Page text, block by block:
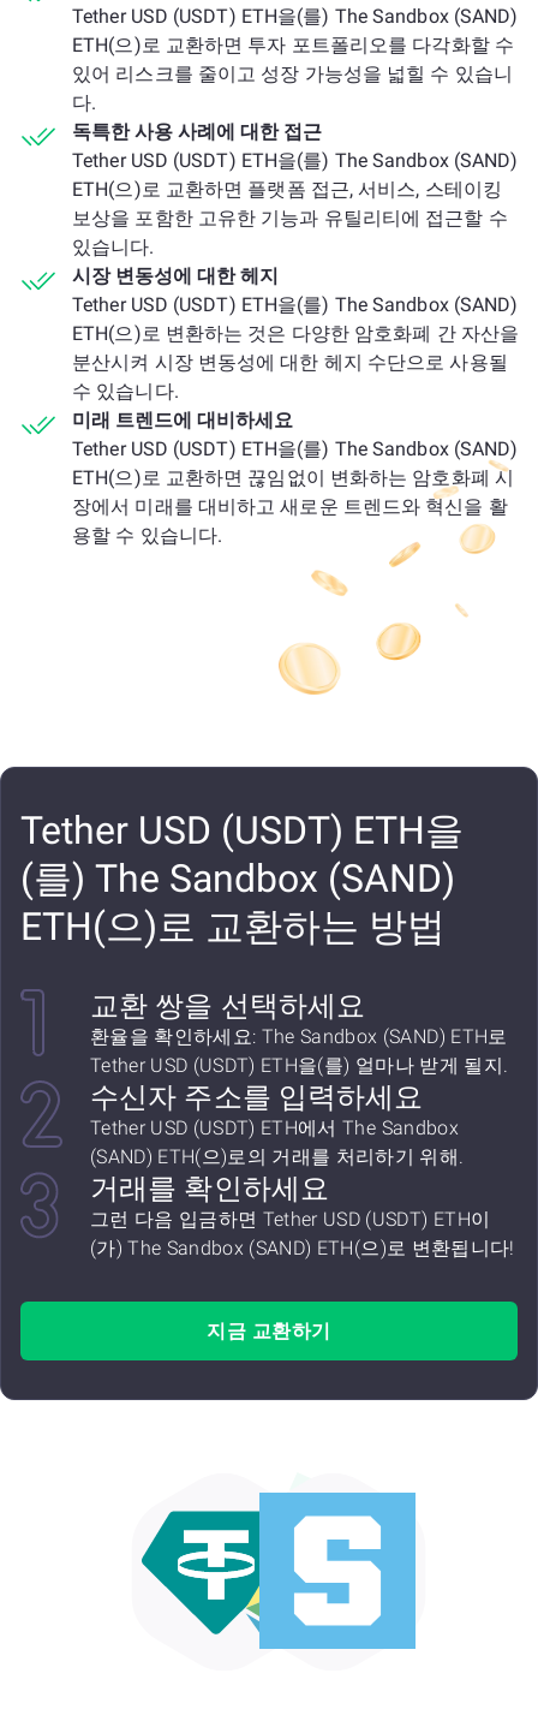
Tether USD (USDT) ETH을(를) The Sandbox (SAND)
ETH(으)로 교환하면 투자 포트폴리오를 다각화할 수
있어 리스크를 줄이고 성장 가능성을 넓힐 수 있습니
다.
독특한 사용 사례에 대한 접근
Tether USD (USDT) ETH을(를) The Sandbox (SAND)
ETH(으)로 교환하면 플랫폼 접근, 서비스, 스테이킹
보상을 포함한 고유한 기능과 유틸리티에 접근할 수
있습니다.
시장 변동성에 대한 헤지
Tether USD (USDT) ETH을(를) The Sandbox (SAND)
ETH(으)로 변환하는 것은 다양한 암호화폐 간 자산을
분산시켜 시장 변동성에 대한 헤지 수단으로 사용될
수 있습니다.
미래 트렌드에 대비하세요
Tether USD (USDT) ETH을(를) The Sandbox (SAND)
ETH(으)로 교환하면 끊임없이 변화하는 암호화폐 시
장에서 미래를 대비하고 새로운 트렌드와 혁신을 활
용할 수 있습니다.
Tether USD (USDT) ETH을
(를) The Sandbox (SAND)
ETH(으)로 교환하는 방법
교환 쌍을 선택하세요
환율을 확인하세요: The Sandbox (SAND) ETH로
Tether USD (USDT) ETH을(를) 얼마나 받게 될지.
수신자 주소를 입력하세요
Tether USD (USDT) ETH에서 The Sandbox
(SAND) ETH(으)로의 거래를 처리하기 위해.
거래를 확인하세요
그런 다음 입금하면 Tether USD (USDT) ETH이
(가) The Sandbox (SAND) ETH(으)로 변환됩니다!
지금 교환하기